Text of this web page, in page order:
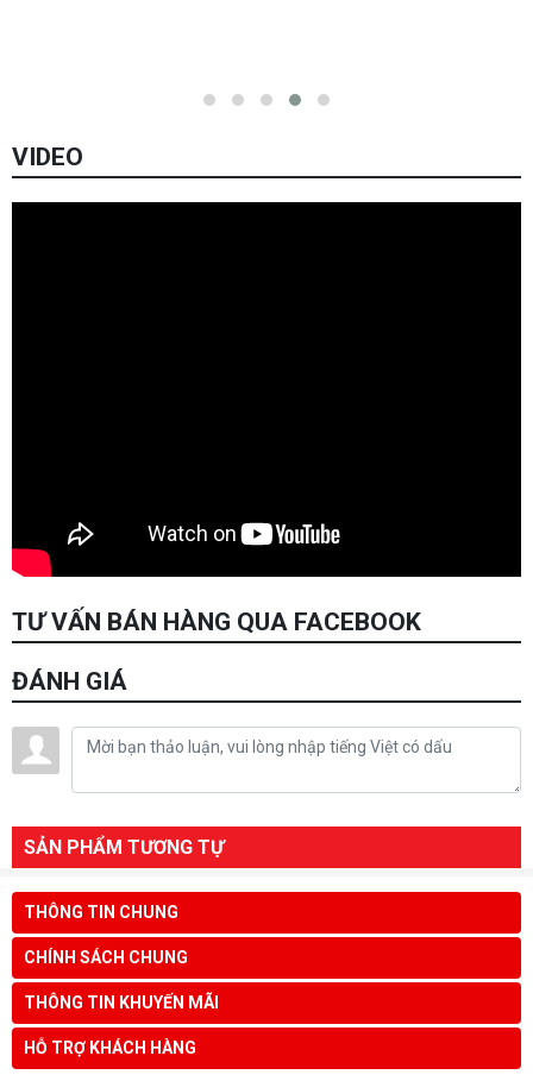
VIDEO
TƯ VẤN BÁN HÀNG QUA FACEBOOK
ĐÁNH GIÁ
SẢN PHẨM TƯƠNG TỰ
THÔNG TIN CHUNG
CHÍNH SÁCH CHUNG
THÔNG TIN KHUYẾN MÃI
HỖ TRỢ KHÁCH HÀNG